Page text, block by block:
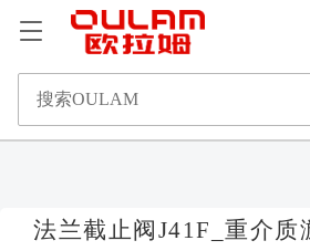
法兰截止阀J41F_重介质